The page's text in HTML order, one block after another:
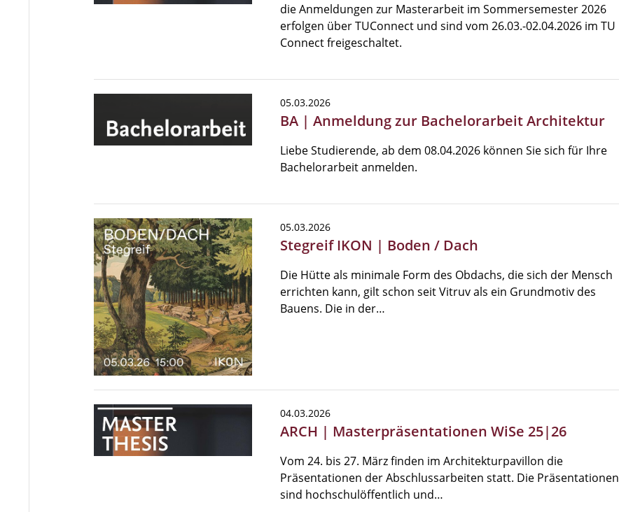
die Anmeldungen zur Masterarbeit im Sommersemester 2026
erfolgen über TUConnect und sind vom 26.03.-02.04.2026 im TU
Connect freigeschaltet.
05.03.2026
BA | Anmeldung zur Bachelorarbeit Architektur
Liebe Studierende, ab dem 08.04.2026 können Sie sich für Ihre
Bachelorarbeit anmelden.
05.03.2026
Stegreif IKON | Boden / Dach
Die Hütte als minimale Form des Obdachs, die sich der Mensch
errichten kann, gilt schon seit Vitruv als ein Grundmotiv des
Bauens. Die in der…
04.03.2026
ARCH | Masterpräsentationen WiSe 25|26
Vom 24. bis 27. März finden im Architekturpavillon die
Präsentationen der Abschlussarbeiten statt. Die Präsentationen
sind hochschulöffentlich und…